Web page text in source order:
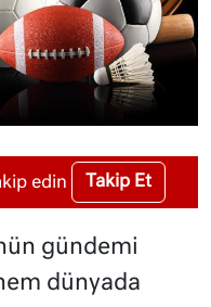
edin Takip Et
gündemi
dünyada